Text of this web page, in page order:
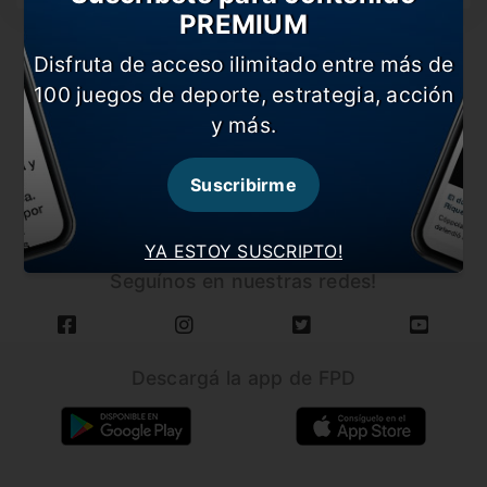
CARGAR MÁS NOTICIAS
Seguínos en nuestras redes!
YA ESTOY SUSCRIPTO!
PREMIUM
Disfruta de acceso ilimitado entre más de
100 juegos de deporte, estrategia, acción
y más.
Suscribirme